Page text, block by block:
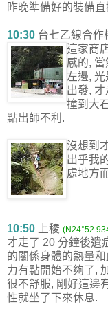
昨晚準備好的裝備
10:30 台七乙線合作
這家商
感的,
左邊,
出發,
撞到大
點出師不利.
沒想到
出乎我
處地方
10:50 上稜
才走了 20 分鐘後遺
的關係身體的熱量
力有點開始不夠了,
很不舒服, 剛好這邊
性就坐了下來休息.